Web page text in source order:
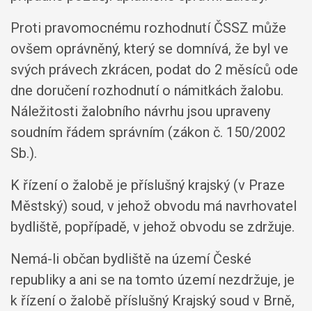
Proti pravomocnému rozhodnutí ČSSZ může
ovšem oprávněný, který se domnívá, že byl ve
svých právech zkrácen, podat do 2 měsíců ode
dne doručení rozhodnutí o námitkách žalobu.
Náležitosti žalobního návrhu jsou upraveny
soudním řádem správním (zákon č. 150/2002
Sb.).
K řízení o žalobě je příslušný krajský (v Praze
Městský) soud, v jehož obvodu má navrhovatel
bydliště, popřípadě, v jehož obvodu se zdržuje.
Nemá-li občan bydliště na území České
republiky a ani se na tomto území nezdržuje, je
k řízení o žalobě příslušný Krajský soud v Brně,